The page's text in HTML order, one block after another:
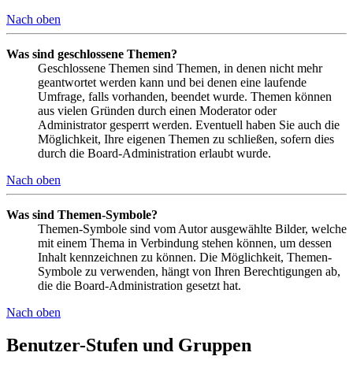
Nach oben
Was sind geschlossene Themen?
Geschlossene Themen sind Themen, in denen nicht mehr
geantwortet werden kann und bei denen eine laufende
Umfrage, falls vorhanden, beendet wurde. Themen können
aus vielen Gründen durch einen Moderator oder
Administrator gesperrt werden. Eventuell haben Sie auch die
Möglichkeit, Ihre eigenen Themen zu schließen, sofern dies
durch die Board-Administration erlaubt wurde.
Nach oben
Was sind Themen-Symbole?
Themen-Symbole sind vom Autor ausgewählte Bilder, welche
mit einem Thema in Verbindung stehen können, um dessen
Inhalt kennzeichnen zu können. Die Möglichkeit, Themen-
Symbole zu verwenden, hängt von Ihren Berechtigungen ab,
die die Board-Administration gesetzt hat.
Nach oben
Benutzer-Stufen und Gruppen